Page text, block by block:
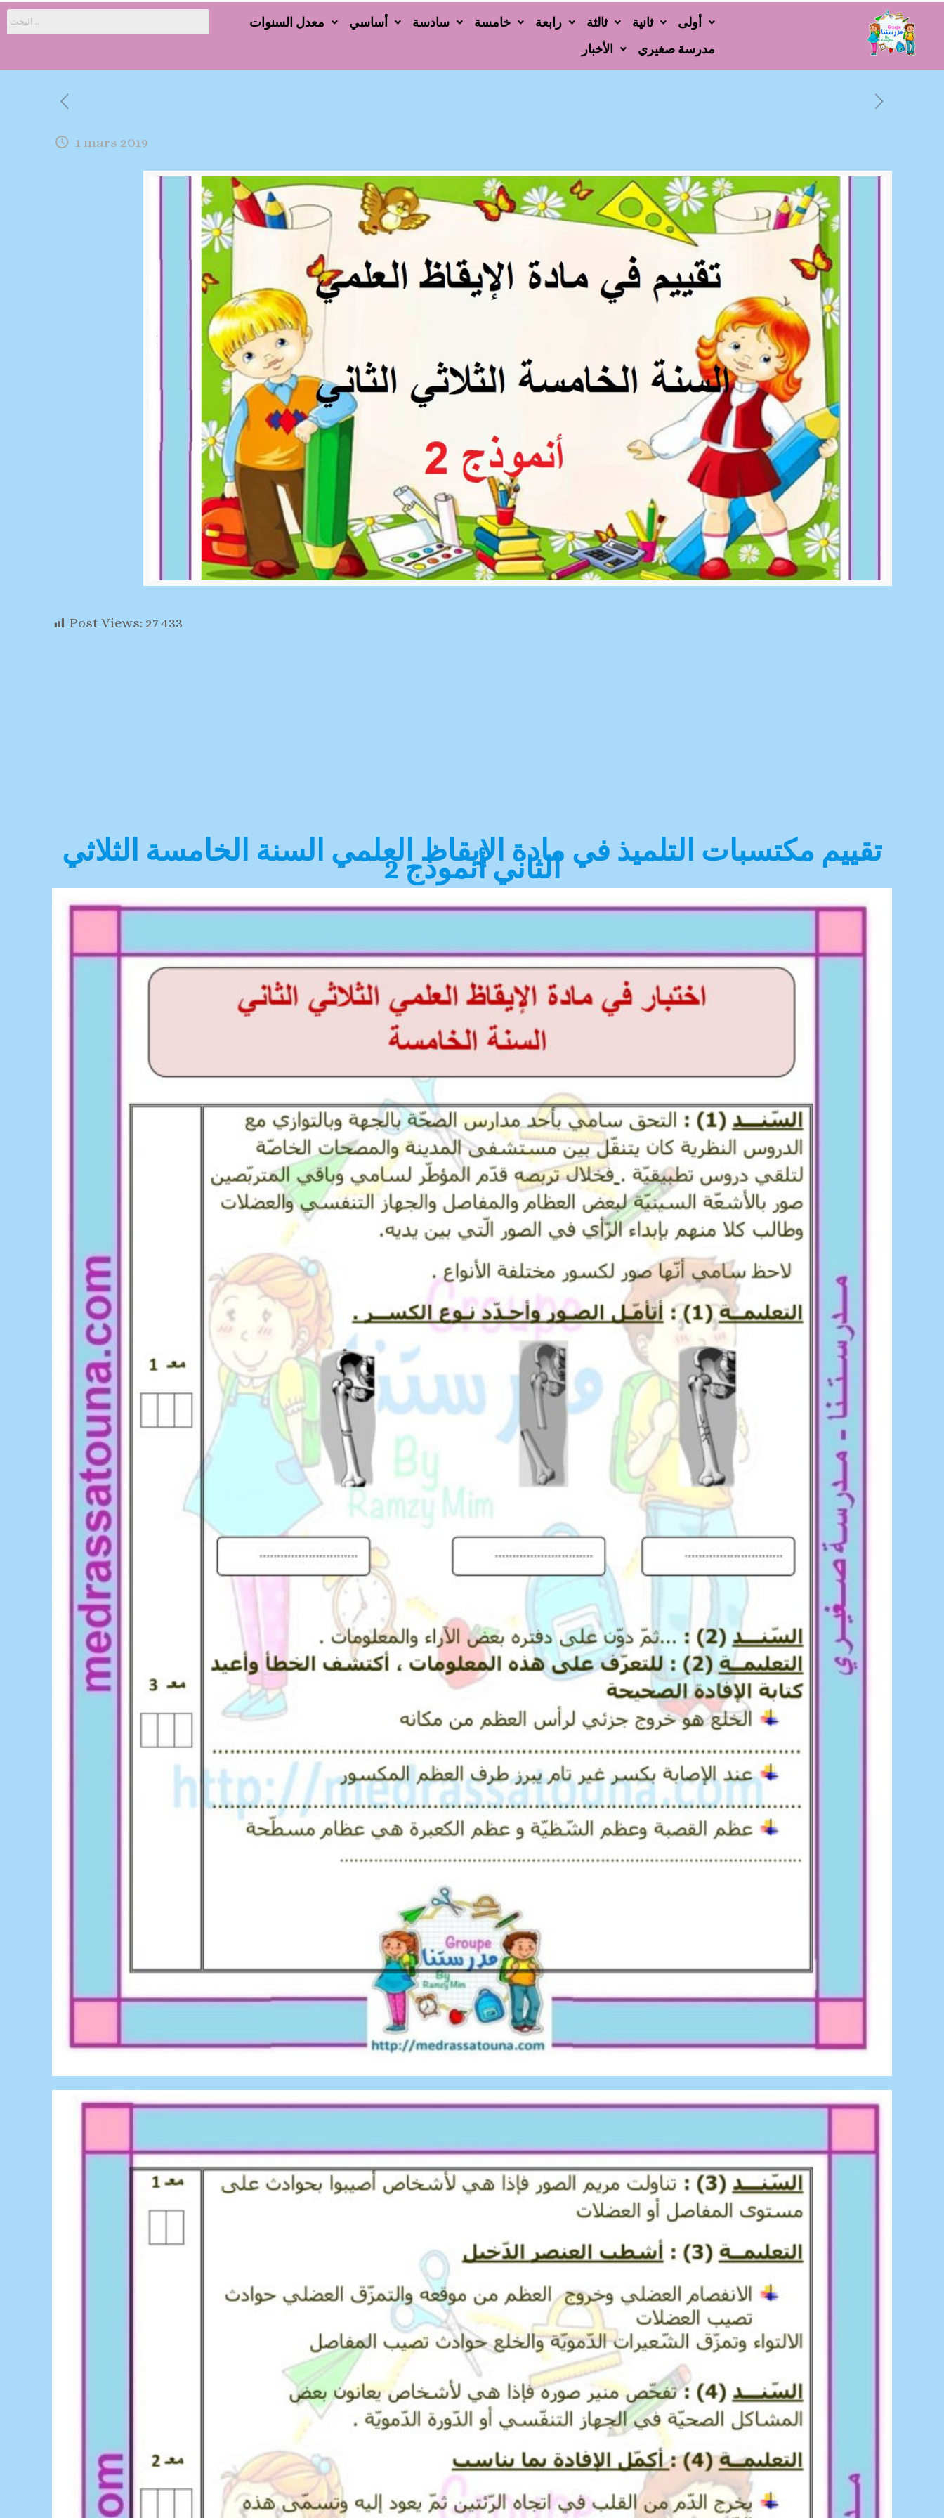
معدل السنوات أساسي سادسة خامسة رابعة ثالثة ثانية
أولى
الأخبار
مدرسة صغيري
1 mars 2019
Post Views: 27 433
تقييم مكتسبات التلميذ في مادة الإيقاظ العلمي السنة الخامسة الثلاثي
الثاني أنموذج 2